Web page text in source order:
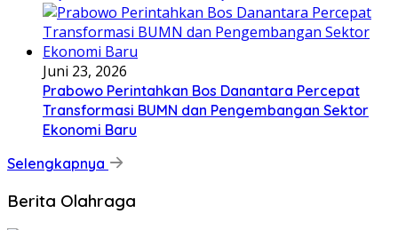
Juni 23, 2026
Prabowo Perintahkan Bos Danantara Percepat
Transformasi BUMN dan Pengembangan Sektor
Ekonomi Baru
Selengkapnya
Berita Olahraga